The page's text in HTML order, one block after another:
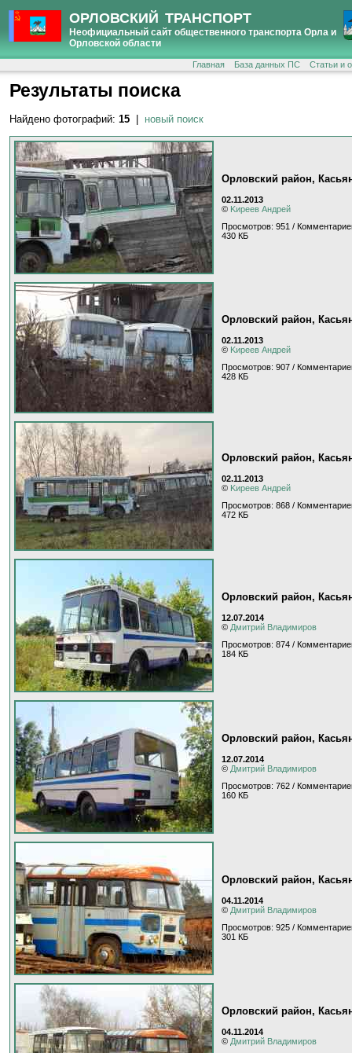
ОРЛОВСКИЙ ТРАНСПОРТ
Неофициальный сайт общественного транспорта Орла и
Орловской области
Главная База данных ПС Статьи и
Результаты поиска
Найдено фотографий: 15 новый поиск
Орловский район,
02.11.2013
© Kиpeeв Aндpeй
Просмотров: 951 /
430 КБ
Орловский район,
02.11.2013
© Kиpeeв Aндpeй
Просмотров: 907 /
428 КБ
Орловский район,
02.11.2013
© Kиpeeв Aндpeй
Просмотров: 868 /
472 КБ
Орловский район,
12.07.2014
© Дмитрий Владимиров
Просмотров: 874 /
184 КБ
Орловский район,
12.07.2014
© Дмитрий Владимиров
Просмотров: 762 /
160 КБ
Орловский район,
04.11.2014
© Дмитрий Владимиров
Просмотров: 925 /
301 КБ
Орловский район,
04.11.2014
© Дмитрий Владимиров